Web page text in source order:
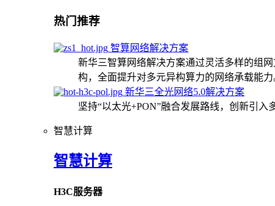
热门推荐
智算网络解决方案
新华三智算网络解决方案通过灵活多样的组
构，全面提升对多元异构算力的网络承载能力
新华三全光网络5.0解决方案
坚持“以太光+PON”融合发展路线，创新引入
智慧计算
智慧计算
H3C服务器